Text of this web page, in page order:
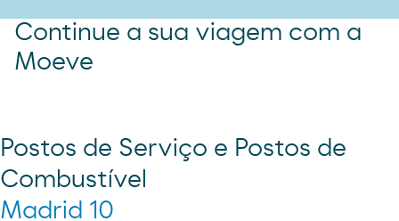
Continue a sua viagem com a
Moeve
Postos de Serviço e Postos de
Combustível
Madrid 10